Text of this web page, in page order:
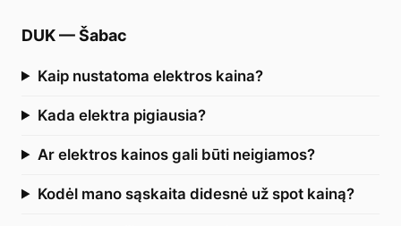
DUK—Šabac
Kaip nustatoma elektros kaina?
Kada elektra pigiausia?
Ar elektros kainos gali būti neigiamos?
Kodėl mano sąskaita didesnė už spot kainą?